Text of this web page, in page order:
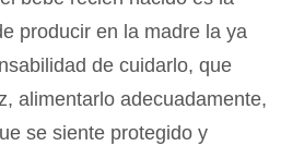
producir en la madre la ya
de cuidarlo, que
alimentarlo adecuadamente,
se siente protegido y